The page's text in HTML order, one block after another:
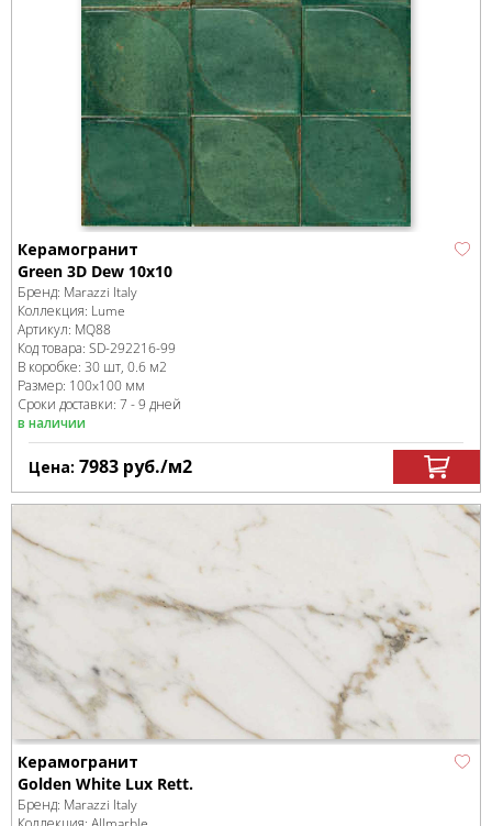
Керамогранит
Green 3D Dew 10x10
Бренд: Marazzi Italy
Коллекция: Lume
Артикул: MQ88
Код товара: SD-292216-99
В коробке: 30 шт, 0.6 м2
Размер: 100x100 мм
Сроки доставки: 7 - 9 дней
в наличии
Цена: 7983 руб./м2
Керамогранит
Golden White Lux Rett.
Бренд: Marazzi Italy